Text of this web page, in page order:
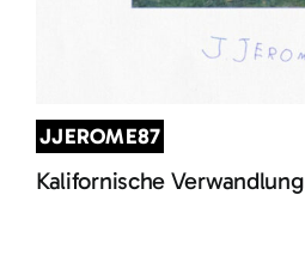
JJEROME87
Kalifornische Verwandlung